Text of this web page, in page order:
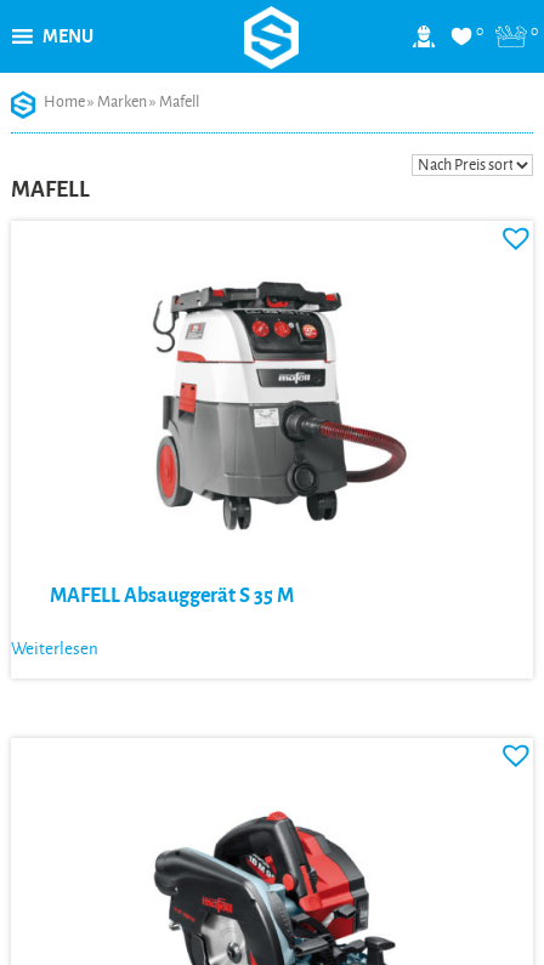
content
0 0
MENU
Home» Marken» Mafell
MAFELL
MAFELL Absauggerät S 35 M
Weiterlesen